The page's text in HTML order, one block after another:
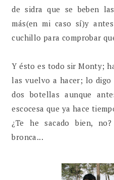
de sidra que se beben
más(en mi caso sí)y
cuchillo para comprobar
Y ésto es todo sir Monty;
las vuelvo a hacer; lo digo
dos botellas aunque
escocesa que ya hace
¿Te he sacado bien,
bronca...